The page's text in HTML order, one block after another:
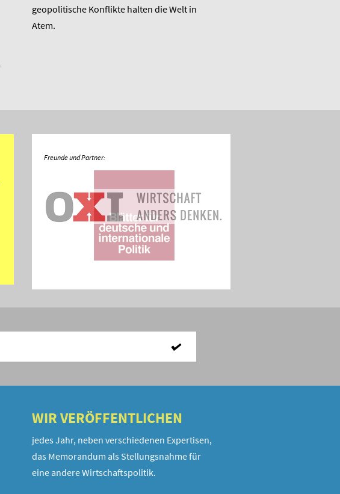
geopolitische Konflikte halten die Welt in
Atem.
WIR VERÖFFENTLICHEN
jedes Jahr, neben verschiedenen Expertisen,
das Memorandum als Stellungsnahme für
eine andere Wirtschaftspolitik.